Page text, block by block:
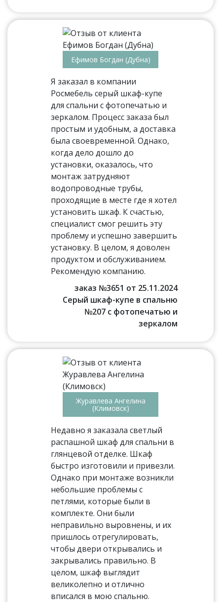
Ефимов Богдан (Дубна)
Я заказал в компании
Росмебель серый шкаф-купе
для спальни с фотопечатью и
зеркалом. Процесс заказа был
простым и удобным, а доставка
была своевременной. Однако,
когда дело дошло до
установки, оказалось, что
монтаж затрудняют
водопроводные трубы,
проходящие в месте где я хотел
установить шкаф. К счастью,
специалист смог решить эту
проблему и успешно завершить
установку. В целом, я доволен
продуктом и обслуживанием.
Рекомендую компанию.
заказ №3651 от 25.11.2024
Серый шкаф-купе в спальню
№207 с фотопечатью и
зеркалом
Журавлева Ангелина
(Климовск)
Недавно я заказала светлый
распашной шкаф для спальни в
глянцевой отделке. Шкаф
быстро изготовили и привезли.
Однако при монтаже возникли
небольшие проблемы с
петлями, которые были в
комплекте. Они были
неправильно выровнены, и их
пришлось отрегулировать,
чтобы двери открывались и
закрывались правильно. В
целом, шкаф выглядит
великолепно и отлично
вписался в мою спальню.